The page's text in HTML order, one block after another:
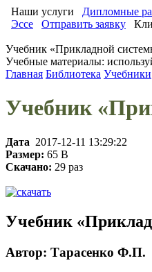
Наши услуги Дипломные
Эссе
Отправить заявку
Учебник «Прикладной
Учебные материалы:
Главная Библиотека Учебники
Учебник
Дата 2017-12-11 13:29:22
Размер: 65 B
Скачано: 29 раз
Учебник
Автор: Тарасенко Ф.П.